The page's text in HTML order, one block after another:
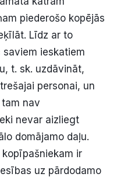
piederošo kopējās
Līdz ar to
ieskatiem
t. sk. uzdāvināt,
personai, un
nav
nevar aizliegt
domājamo daļu.
ir
uz pārdodamo